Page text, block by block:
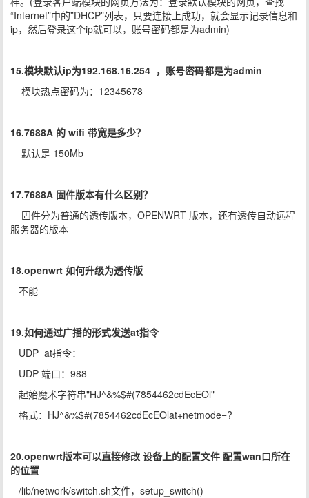
“Internet”中的”DHCP”列表，只要连接上成功，就会显示记录信息和
ip，然后登录这个ip就可以，账号密码都是为admin)
15.模块默认ip为192.168.16.254 ，账号密码都是为admin
模块热点密码为：12345678
16.7688A 的 wifi 带宽是多少？
默认是 150Mb
17.7688A 固件版本有什么区别？
固件分为普通的透传版本，OPENWRT 版本，还有透传自动远程
服务器的版本
18.openwrt 如何升级为透传版
不能
19.如何通过广播的形式发送at指令
UDP at指令：
UDP 端口：988
起始魔术字符串"HJ^&%$#(7854462cdEcEOl"
格式：HJ^&%$#(7854462cdEcEOlat+netmode=?
20.openwrt版本可以直接修改 设备上的配置文件 配置wan口所在
的位置
/lib/network/switch.sh文件，setup_switch()